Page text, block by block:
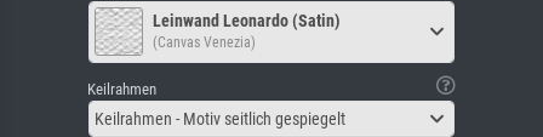
Leinwand Leonardo (Satin)
(Canvas Venezia)
Keilrahmen
Keilrahmen - Motiv seitlich gespiegelt